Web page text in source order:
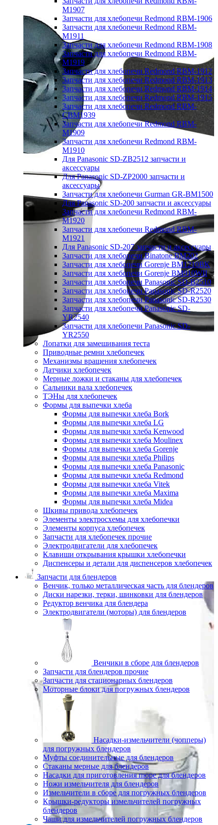
M1907
Запчасти для хлебопечи Redmond RBM-1906
Запчасти для хлебопечи Redmond RBM-
M1911
Запчасти для хлебопечи Redmond RBM-1908
Запчасти для хлебопечи Redmond RBM-
M1919
Запчасти для хлебопечи Redmond RBM-1912
Запчасти для хлебопечи Redmond RBM-1913
Запчасти для хлебопечи Redmond RBM-1914
Запчасти для хлебопечи Redmond RBM-1915
Запчасти для хлебопечи Redmond RBM-
CBM1939
Запчасти для хлебопечи Redmond RBM-
M1909
Запчасти для хлебопечи Redmond RBM-
M1910
Для Panasonic SD-ZB2512 запчасти и
аксессуары
Для Panasonic SD-ZP2000 запчасти и
аксессуары
Запчасти для хлебопечи Gurman GR-BM1500
Для Panasonic SD-200 запчасти и аксессуары
Запчасти для хлебопечи Redmond RBM-
M1920
Запчасти для хлебопечи Redmond RBM-
M1921
Для Panasonic SD-207 запчасти и аксессуары
Запчасти для хлебопечи Binatone BM202
Запчасти для хлебопечи Gorenje BM1210BK
Запчасти для хлебопечи Gorenje BM910WII
Запчасти для хлебопечи Panasonic SD-B2510
Запчасти для хлебопечи Panasonic SD-R2520
Запчасти для хлебопечи Panasonic SD-R2530
Запчасти для хлебопечи Panasonic SD-
YR2540
Запчасти для хлебопечи Panasonic SD-
YR2550
Лопатки для замешивания теста
Приводные ремни хлебопечек
Механизмы вращения хлебопечек
Датчики хлебопечек
Мерные ложки и стаканы для хлебопечек
Сальники вала хлебопечек
ТЭНы для хлебопечек
Формы для выпечки хлеба
Формы для выпечки хлеба Bork
Формы для выпечки хлеба LG
Формы для выпечки хлеба Kenwood
Формы для выпечки хлеба Moulinex
Формы для выпечки хлеба Gorenje
Формы для выпечки хлеба Philips
Формы для выпечки хлеба Panasonic
Формы для выпечки хлеба Redmond
Формы для выпечки хлеба Vitek
Формы для выпечки хлеба Maxima
Формы для выпечки хлеба Midea
Шкивы привода хлебопечек
Элементы электросхемы для хлебопечки
Элементы корпуса хлебопечек
Запчасти для хлебопечек прочие
Электродвигатели для хлебопечек
Клавиши открывания крышки хлебопечки
Диспенсеры и детали для диспенсеров хлебопечек
Запчасти для блендеров
Венчик, только металлическая часть для блендеров
Диски нарезки, терки, шинковки для блендеров
Редуктор венчика для блендера
Электродвигатели (моторы) для блендеров
Венчики в сборе для блендеров
Запчасти для блендеров прочие
Запчасти для стационарных блендеров
Моторные блоки для погружных блендеров
Насадки-измельчители (чопперы)
для погружных блендеров
Муфты соединительные для блендеров
Стаканы мерные для блендеров
Насадки для приготовления пюре для блендеров
Ножи измельчителя для блендеров
Измельчители в сборе для погружных блендеров
Крышки-редукторы измельчителей погружных
блендеров
Чаши для измельчителей погружных блендеров